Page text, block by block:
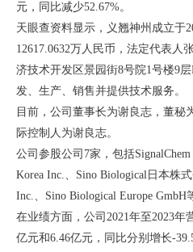
元，同比减少52.67%。
天眼查资料显示，义翘神州成立于
12617.0632万人民币，法定代表人
济技术开发区景园街8号院1号楼9
发、生产、销售并提供技术服务。
目前，公司董事长为谢良志，董秘
际控制人为谢良志。
公司参股公司7家，包括
Korea Inc.、Sino Biological日本株
Inc.、Sino Biological Europe GmbH
在业绩方面，公司2021年至2023年
亿元和6.46亿元，同比分别增长-